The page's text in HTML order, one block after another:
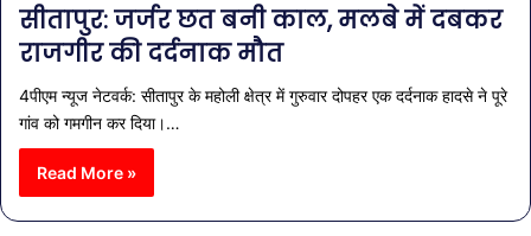
सीतापुर: जर्जर छत बनी काल, मलबे में दबकर
राजगीर की दर्दनाक मौत
4पीएम न्यूज नेटवर्क: सीतापुर के महोली क्षेत्र में गुरुवार दोपहर एक दर्दनाक हादसे ने पूरे
गांव को गमगीन कर दिया।…
Read More »